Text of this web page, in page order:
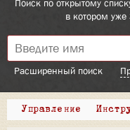
Поиск по открытому
в котором уже
Расширенный поиск
Управление